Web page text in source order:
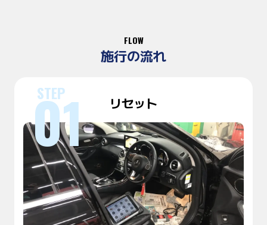
FLOW
施行の流れ
リセット